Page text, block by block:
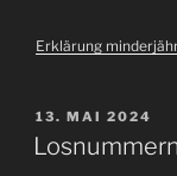
Erklärung
AM
13. MAI 2024